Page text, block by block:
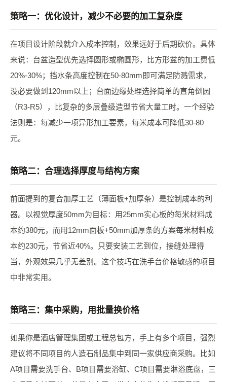
策略一：优化设计，减少不必要的加工复杂度
在项目设计阶段就介入成本控制，效果远好于后期砍价。具体
来说：台盆造型优先选择圆形或椭圆形，比方形盆的加工费低
20%-30%；挡水条高度控制在50-80mm即可满足防溅需求，
没必要做到120mm以上；台面边缘处理选择简单的直角倒圆
（R3-R5），比复杂的多层叠级造型节省大量工时。一个经验
法则是：每减少一项异形加工要素，每米成本可降低30-80
元。
策略二：合理选择厚度与结构方案
前面提到的复合加厚工艺（薄面板+加厚条）是控制成本的利
器。以视觉厚度50mm为目标：用25mm实心板的每米材料成
本约380元，而用12mm面板+50mm加厚条的方案每米材料成
本约230元，节省近40%。只要安装工艺到位，接缝处理得
当，外观效果几乎无差别。这个技巧在洗手台价格敏感的项目
中非常实用。
策略三：集中采购，用批量换价格
如果你是酒店管理集团或工程总包方，手上有多个项目，强烈
建议将不同项目的人造石制品集中到同一家供应商采购。比如
A项目需要洗手台、B项目需要浴缸、C项目需要淋浴底盘，三